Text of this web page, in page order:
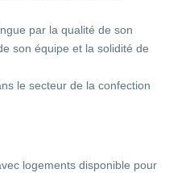
par la qualité de son
son équipe et la solidité de
le secteur de la confection
logements disponible pour